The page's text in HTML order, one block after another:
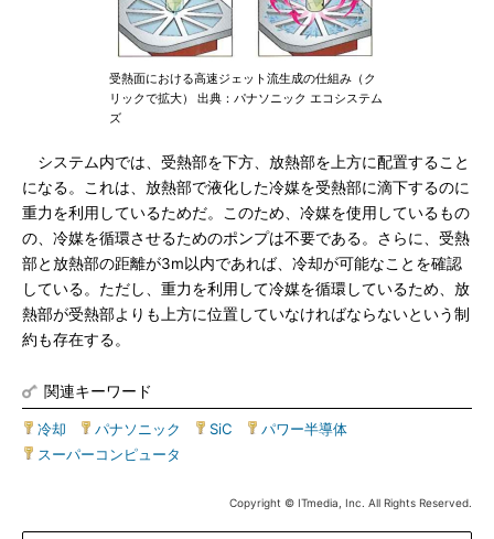
受熱面における高速ジェット流生成の仕組み（ク
リックで拡大） 出典：パナソニック エコシステム
ズ
システム内では、受熱部を下方、放熱部を上方に配置すること
になる。これは、放熱部で液化した冷媒を受熱部に滴下するのに
重力を利用しているためだ。このため、冷媒を使用しているもの
の、冷媒を循環させるためのポンプは不要である。さらに、受熱
部と放熱部の距離が3m以内であれば、冷却が可能なことを確認
している。ただし、重力を利用して冷媒を循環しているため、放
熱部が受熱部よりも上方に位置していなければならないという制
約も存在する。
関連キーワード
冷却 パナソニック SiC パワー半導体
スーパーコンピュータ
Copyright © ITmedia, Inc. All Rights Reserved.